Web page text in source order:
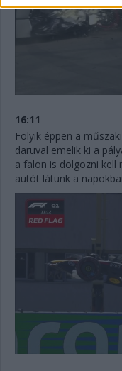
16:11
Folyik éppen a
daruval emelik ki a
a falon is dolgozni kell
autót látunk a